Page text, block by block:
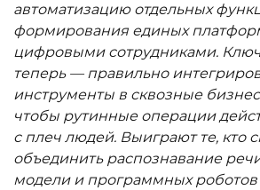
автоматизацию отдельных
формирования единых
цифровыми сотрудниками.
теперь — правильно
инструменты в сквозные
чтобы рутинные операции
с плеч людей. Выиграют те, кто
объединить распознавание
модели и программных